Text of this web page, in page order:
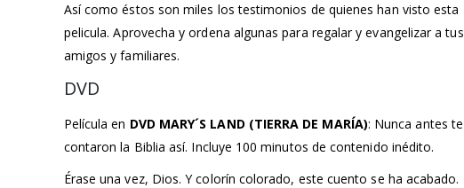
Así como éstos son miles los testimonios de quienes han visto esta
pelicula. Aprovecha y ordena algunas para regalar y evangelizar a tus
amigos y familiares.
DVD
Película en DVD MARY´S LAND (TIERRA DE MARÍA): Nunca antes te
contaron la Biblia así. Incluye 100 minutos de contenido inédito.
Érase una vez, Dios. Y colorín colorado, este cuento se ha acabado.